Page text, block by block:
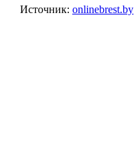
Источник: onlinebrest.by